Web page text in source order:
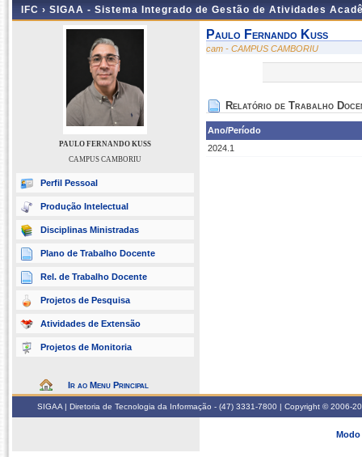
IFC › SIGAA - Sistema Integrado de Gestão de Atividades
PAULO FERNANDO KUSS
CAMPUS CAMBORIU
Perfil Pessoal
Produção Intelectual
Disciplinas Ministradas
Plano de Trabalho Docente
Rel. de Trabalho Docente
Projetos de Pesquisa
Atividades de Extensão
Projetos de Monitoria
Ir ao Menu Principal
Paulo Fernando Kuss
cam - CAMPUS CAMBORIU
Relatório de Trabalho
Ano/Período
2024.1
SIGAA | Diretoria de Tecnologia da Informação - (47) 3331-7800 | Copyright © 2006-
Modo